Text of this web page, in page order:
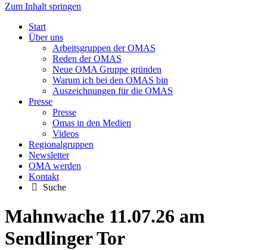
Zum Inhalt springen
Start
Über uns
Arbeitsgruppen der OMAS
Reden der OMAS
Neue OMA Gruppe gründen
Warum ich bei den OMAS bin
Auszeichnungen für die OMAS
Presse
Presse
Omas in den Medien
Videos
Regionalgruppen
Newsletter
OMA werden
Kontakt
Suche
Mahnwache 11.07.26 am
Sendlinger Tor